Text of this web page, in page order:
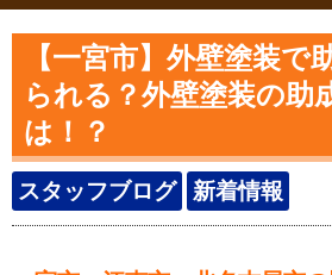
【一宮市】外壁塗装で
られる？外壁塗装の助
は！？
スタッフブログ 新着情報